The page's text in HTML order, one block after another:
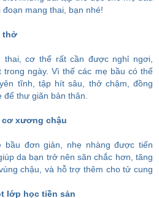
mang thai, bạn nhé!
thở
thai, cơ thể rất cần được nghỉ ngơi,
ngày. Vì thế các mẹ bầu có thể
tĩnh, tập hít sâu, thở chậm, đồng
thư giãn bản thân.
xương chậu
bầu đơn giản, nhẹ nhàng được tiến
da bạn trở nên săn chắc hơn, tăng
chậu, và hỗ trợ thêm cho tử cung
lớp học tiền sản